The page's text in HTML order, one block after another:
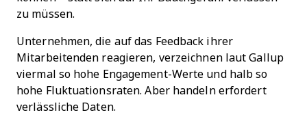
zu müssen.
Unternehmen, die auf das Feedback ihrer
Mitarbeitenden reagieren, verzeichnen laut Gallup
viermal so hohe Engagement-Werte und halb so
hohe Fluktuationsraten. Aber handeln erfordert
verlässliche Daten.